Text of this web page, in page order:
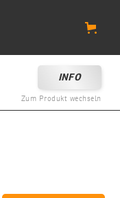
INFO
Zum Produkt wechseln